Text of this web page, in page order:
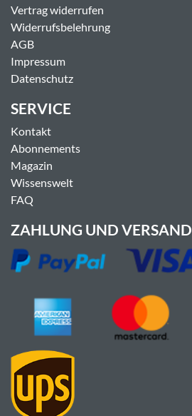
Vertrag widerrufen
Widerrufsbelehrung
AGB
Impressum
Datenschutz
SERVICE
Kontakt
Abonnements
Magazin
Wissenswelt
FAQ
ZAHLUNG UND VERSAND